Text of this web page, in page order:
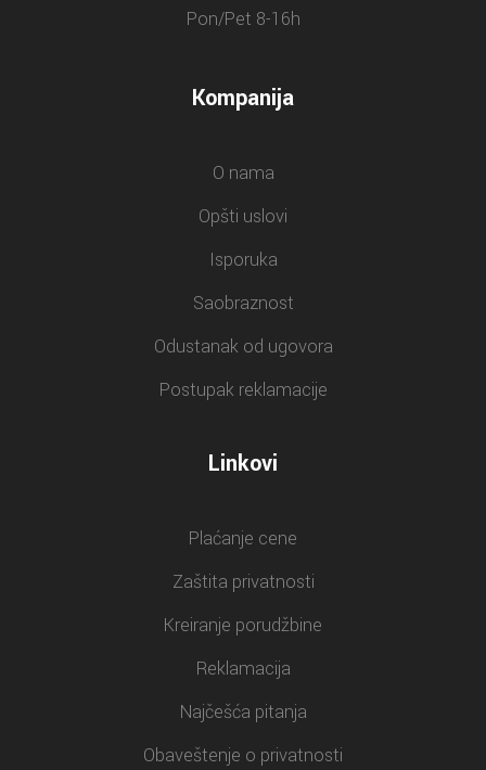
Pon/Pet 8-16h
Kompanija
O nama
Opšti uslovi
Isporuka
Saobraznost
Odustanak od ugovora
Postupak reklamacije
Linkovi
Plaćanje cene
Zaštita privatnosti
Kreiranje porudžbine
Reklamacija
Najčešća pitanja
Obaveštenje o privatnosti